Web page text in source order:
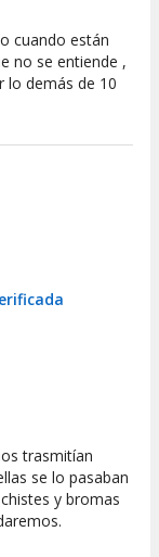
cuando están
no se entiende ,
lo demás de 10
trasmitían
se lo pasaban
y bromas